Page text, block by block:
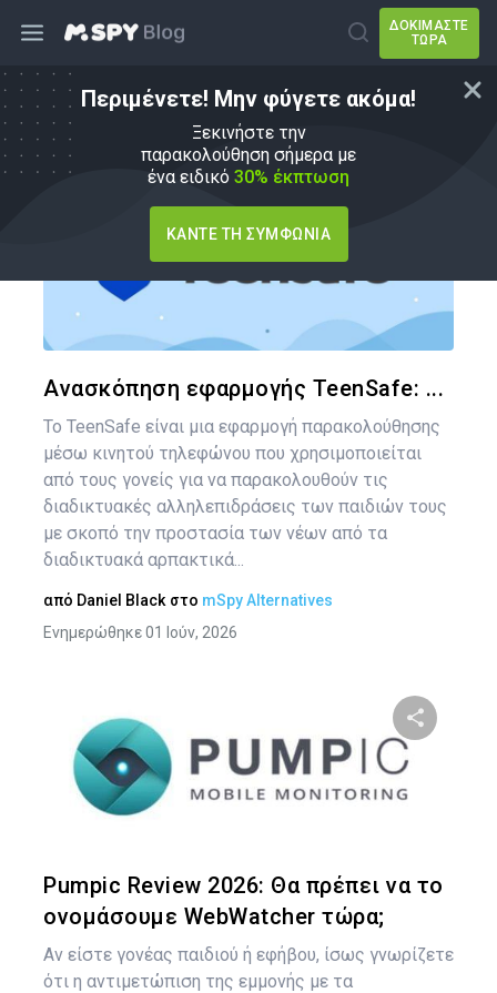
ΔΟΚΙΜΆΣΤΕ
ΤΏΡΑ
Περιμένετε! Μην φύγετε ακόμα!
Ξεκινήστε την
παρακολούθηση σήμερα με
ένα ειδικό 30% έκπτωση
ΚΆΝΤΕ ΤΗ ΣΥΜΦΩΝΊΑ
Εναλλακτικές λύσεις mSpy
Ανασκόπηση εφαρμογής TeenSafe: ...
Το TeenSafe είναι μια εφαρμογή παρακολούθησης
μέσω κινητού τηλεφώνου που χρησιμοποιείται
από τους γονείς για να παρακολουθούν τις
διαδικτυακές αλληλεπιδράσεις των παιδιών τους
με σκοπό την προστασία των νέων από τα
διαδικτυακά αρπακτικά...
από Daniel Black στο mSpy Alternatives
Ενημερώθηκε 01 Ιούν, 2026
Pumpic Review 2026: Θα πρέπει να το
ονομάσουμε WebWatcher τώρα;
Αν είστε γονέας παιδιού ή εφήβου, ίσως γνωρίζετε
ότι η αντιμετώπιση της εμμονής με τα